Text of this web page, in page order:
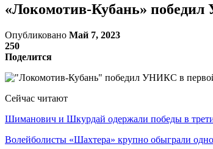
«Локомотив-Кубань»
Опубликовано Май 7, 2023
250
Поделится
Сейчас читают
Шиманович и Шкурдай одержали победы в
Волейболисты «Шахтера» крупно обыграли